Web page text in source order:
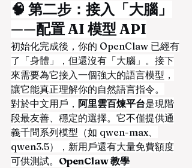
🧠 第二步：接入「大腦」
——配置 AI 模型 API
初始化完成後，你的 OpenClaw 已經有
了「身體」，但還沒有「大腦」。接下
來需要為它接入一個強大的語言模型，
讓它能真正理解你的自然語言指令。
對於中文用戶， 阿里雲百煉平台是現階
段最友善、穩定的選擇。它不僅提供通
義千問系列模型（如 qwen-max、
qwen3.5），新用戶還有大量免費額度
可供測試。 OpenClaw 教學